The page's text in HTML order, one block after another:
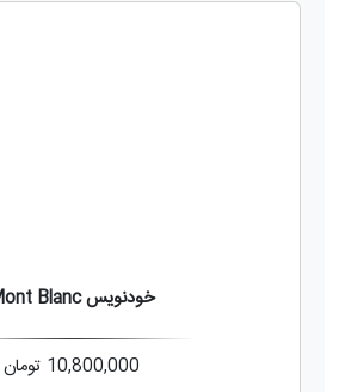
خودنویس Mont Blanc
10,800,000 تومان